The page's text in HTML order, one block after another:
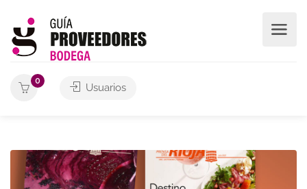
0
Usuarios